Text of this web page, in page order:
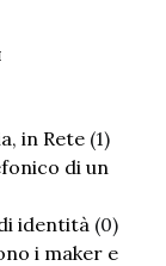
in Rete (1)
di un
identità (0)
i maker e